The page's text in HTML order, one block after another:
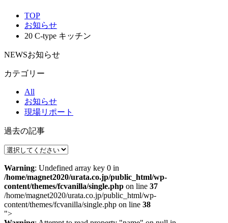
TOP
お知らせ
20 C-type キッチン
NEWSお知らせ
カテゴリー
All
お知らせ
現場リポート
過去の記事
Warning: Undefined array key 0 in
/home/magnet2020/urata.co.jp/public_html/wp-
content/themes/fcvanilla/single.php on line 37
/home/magnet2020/urata.co.jp/public_html/wp-
content/themes/fcvanilla/single.php on line 38
">